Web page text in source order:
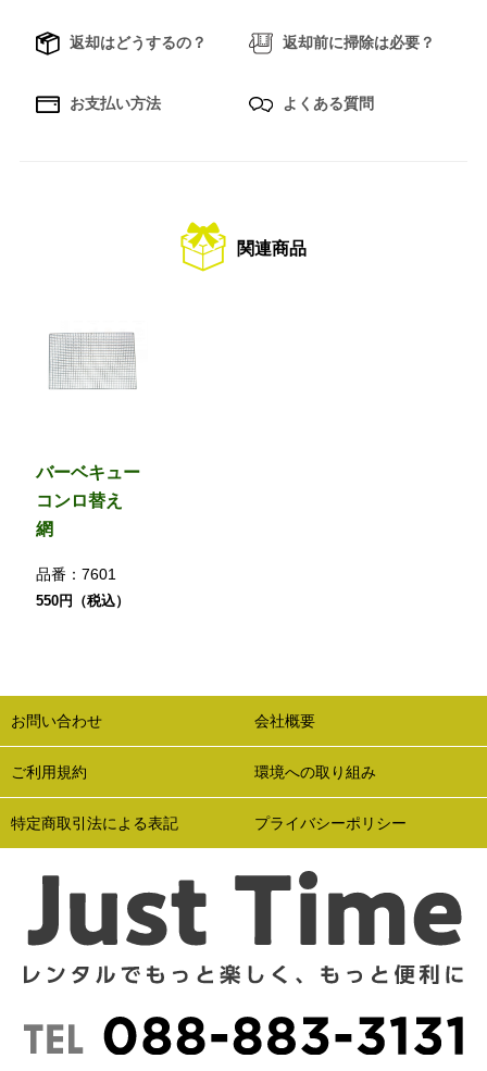
返却はどうするの？ 返却前に掃除は必要？
お支払い方法 よくある質問
関連商品
バーベキュー
コンロ替え
網
品番： 7601
550円（税込）
お問い合わせ 会社概要
ご利用規約 環境への取り組み
特定商取引法による表記 プライバシーポリシー